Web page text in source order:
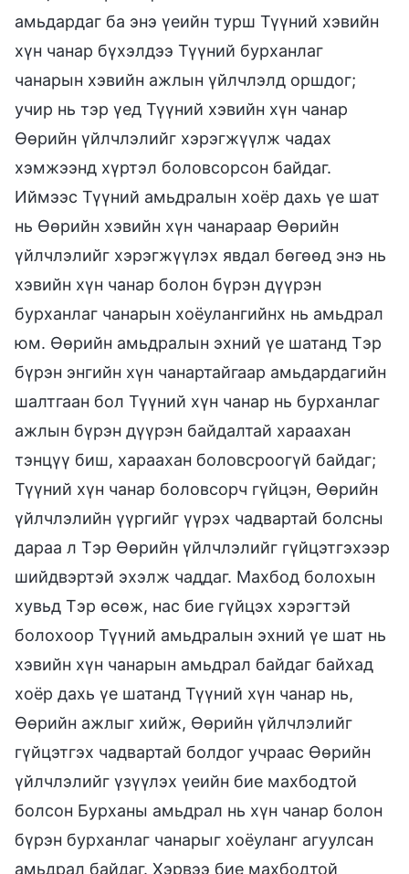
амьдардаг ба энэ үеийн турш Түүний хэвийн
хүн чанар бүхэлдээ Түүний бурханлаг
чанарын хэвийн ажлын үйлчлэлд оршдог;
учир нь тэр үед Түүний хэвийн хүн чанар
Өөрийн үйлчлэлийг хэрэгжүүлж чадах
хэмжээнд хүртэл боловсорсон байдаг.
Иймээс Түүний амьдралын хоёр дахь үе шат
нь Өөрийн хэвийн хүн чанараар Өөрийн
үйлчлэлийг хэрэгжүүлэх явдал бөгөөд энэ нь
хэвийн хүн чанар болон бүрэн дүүрэн
бурханлаг чанарын хоёулангийнх нь амьдрал
юм. Өөрийн амьдралын эхний үе шатанд Тэр
бүрэн энгийн хүн чанартайгаар амьдардагийн
шалтгаан бол Түүний хүн чанар нь бурханлаг
ажлын бүрэн дүүрэн байдалтай хараахан
тэнцүү биш, хараахан боловсроогүй байдаг;
Түүний хүн чанар боловсорч гүйцэн, Өөрийн
үйлчлэлийн үүргийг үүрэх чадвартай болсны
дараа л Тэр Өөрийн үйлчлэлийг гүйцэтгэхээр
шийдвэртэй эхэлж чаддаг. Махбод болохын
хувьд Тэр өсөж, нас бие гүйцэх хэрэгтэй
болохоор Түүний амьдралын эхний үе шат нь
хэвийн хүн чанарын амьдрал байдаг байхад
хоёр дахь үе шатанд Түүний хүн чанар нь,
Өөрийн ажлыг хийж, Өөрийн үйлчлэлийг
гүйцэтгэх чадвартай болдог учраас Өөрийн
үйлчлэлийг үзүүлэх үеийн бие махбодтой
болсон Бурханы амьдрал нь хүн чанар болон
бүрэн бурханлаг чанарыг хоёуланг агуулсан
амьдрал байдаг. Хэрвээ бие махбодтой